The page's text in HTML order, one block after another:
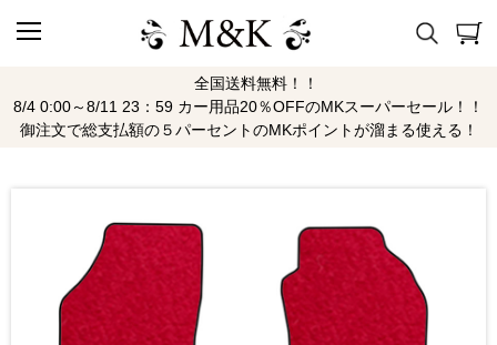
全国送料無料！！
8/4 0:00～8/11 23：59 カー用品20％OFFのMKスーパーセール！！
御注文で総支払額の５パーセントのMKポイントが溜まる使える！